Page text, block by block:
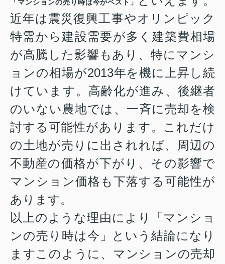
「マンションの売り時は今がベスト」
近年は震災復興工事やオリンピック
特需から建設需要が多く建築費相場
が高騰した影響もあり、特に マンシ
ョンの相場が2013年を機に上昇し続
けています。 高齢化が進み、後継者
のいない農地では、一斉に売却を検
討する可能性があります。これだけ
の土地が売りに出されれば、周辺の
不動産の価格が下がり、その影響で
マンション価格も下落する可能性が
あります。
以上のような理由により「マンショ
ンの売り時は今」という結論になり
ますこのように、マンションの売却